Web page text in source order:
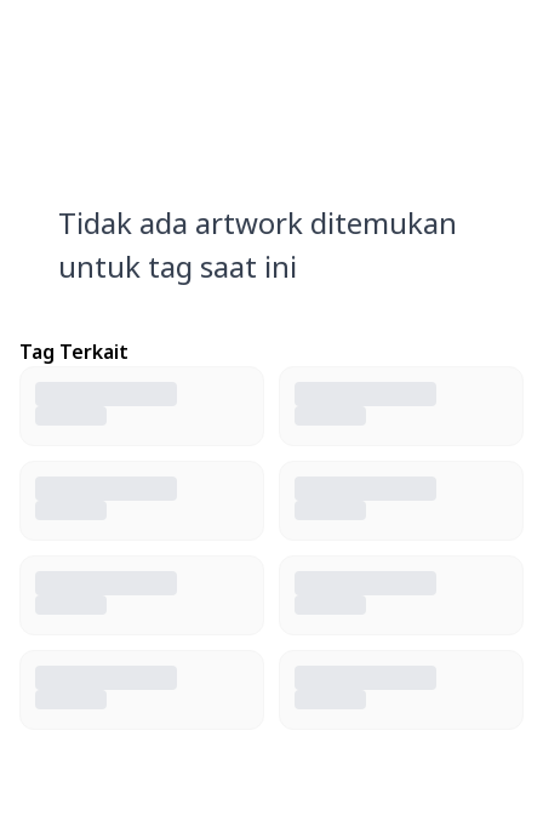
Tidak ada artwork ditemukan
untuk tag saat ini
Tag Terkait